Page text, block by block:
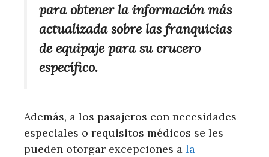
para obtener la información más
actualizada sobre las franquicias
de equipaje para su crucero
específico.
Además, a los pasajeros con necesidades
especiales o requisitos médicos se les
pueden otorgar excepciones a la